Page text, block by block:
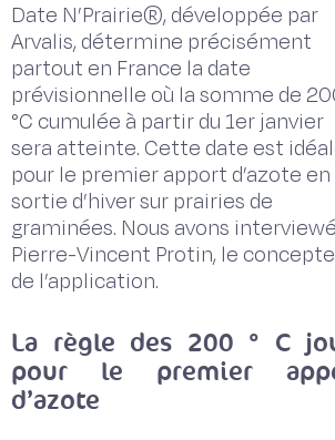
Date N’Prairie®, développée par
Arvalis, détermine précisément
partout en France la date
prévisionnelle où la somme de
°C cumulée à partir du 1er janvier
sera atteinte. Cette date est
pour le premier apport d’azote en
sortie d’hiver sur prairies de
graminées. Nous avons interviewé
Pierre-Vincent Protin, le
de l’application.
La règle des 200 ° C
pour le premier
d’azote